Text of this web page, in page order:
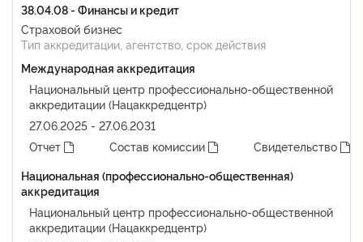
38.04.08 - Финансы и кредит
Страховой бизнес
Тип аккредитации, агентство, срок действия
Международная аккредитация
Национальный центр профессионально-общественной
аккредитации (Нацаккредцентр)
27.06.2025 - 27.06.2031
Отчет
Состав комиссии
Свидетельство
Национальная (профессионально-общественная)
аккредитация
Национальный центр профессионально-общественной
аккредитации (Нацаккредцентр)